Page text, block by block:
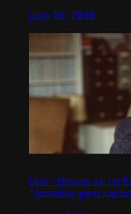
julio 10, 2019
Lévi –Strauss vs. La
“¡Increíble pero